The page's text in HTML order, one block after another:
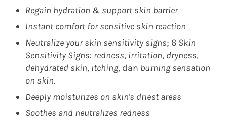
Regain hydration & support skin barrier
Instant comfort for sensitive skin reaction
Neutralize your skin sensitivity signs; 6 Skin
Sensitivity Signs: redness, irritation, dryness,
dehydrated skin, itching, dan burning sensation
on skin.
Deeply moisturizes on skin's driest areas
Soothes and neutralizes redness